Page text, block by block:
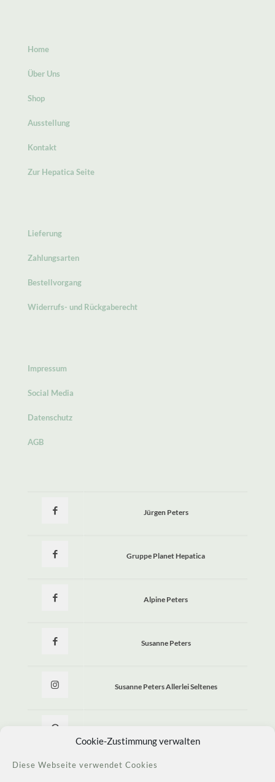
Cookie-Zustimmung verwalten
Diese Webseite verwendet Cookies
Home
Über Uns
Shop
Ausstellung
Kontakt
Zur Hepatica Seite
Lieferung
Zahlungsarten
Bestellvorgang
Widerrufs- und Rückgaberecht
Impressum
Social Media
Datenschutz
AGB
Jürgen Peters
Gruppe Planet Hepatica
Alpine Peters
Susanne Peters
Susanne Peters Allerlei Seltenes